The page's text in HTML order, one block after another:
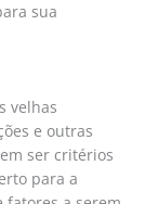
sua
velhas
e outras
ser critérios
para a